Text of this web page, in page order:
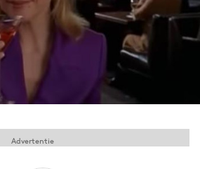
Advertentie